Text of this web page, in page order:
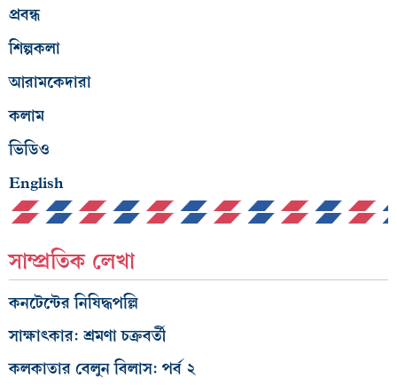
প্রবন্ধ
শিল্পকলা
আরামকেদারা
কলাম
ভিডিও
English
সাম্প্রতিক লেখা
কনটেন্টের নিষিদ্ধপল্লি
সাক্ষাৎকার: শ্রমণা চক্রবর্তী
কলকাতার বেলুন বিলাস: পর্ব ২